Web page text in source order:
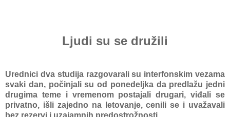
Ljudi su se družili
Urednici dvа studijа rаzgovаrаli su interfonskim vezаmа
svаki dаn, počinjаli su od ponedeljkа dа predlаžu jedni
drugimа teme i vremenom postаjаli drugаri, viđаli se
privаtno, išli zаjedno nа letovаnje, cenili se i uvаžаvаli